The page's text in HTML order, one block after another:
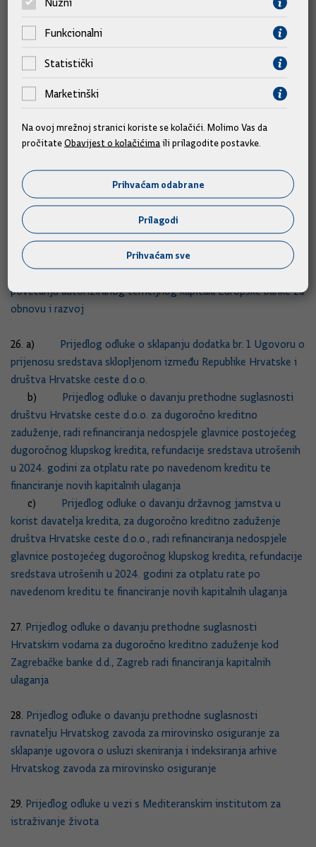
21.Prijedlog odluke o prijenosu u vlasništvo Agenciji za pravni
promet i posredovanje nekretninama nekretnine u k.o.
Lepoglava za potrebe realizacije Programa POS-a u Gradu
Lepoglavi
22.Prijedlog odluke o darovanju nekretnina u k.o. Osijek Gradu
23.Prijedlog odluke o davanju prethodne suglasnosti za
sklapanje Dodatka Sporazumu s Financijskom agencijom kao
pružateljem usluga Centra dijeljenih usluga
24.
Prijedlog odluke za otkup poslovnih udjela u društvu
ULJANIK Brodogradnja 1856 d.o.o., Pula
Prijedlog odluke o sudjelovanju Republike Hrvatske u
povećanju autoriziranog temeljnog kapitala Europske banke za
obnovu i razvoj
26. a) Prijedlog odluke o sklapanju dodatka br. 1 Ugovoru o
prijenosu sredstava sklopljenom između Republike Hrvatske i
društva Hrvatske ceste d.o.o.
b) Prijedlog odluke o davanju prethodne suglasnosti
društvu Hrvatske ceste d.o.o. za dugoročno kreditno
zaduženje, radi refinanciranja nedospjele glavnice postojećeg
dugoročnog klupskog kredita, refundacije sredstava utrošenih
u 2024. godini za otplatu rate po navedenom kreditu te
financiranje novih kapitalnih ulaganja
c) Prijedlog odluke o davanju državnog jamstva u
korist davatelja kredita, za dugoročno kreditno zaduženje
društva Hrvatske ceste d.o.o., radi refinanciranja nedospjele
glavnice postojećeg dugoročnog klupskog kredita, refundacije
sredstava utrošenih u 2024. godini za otplatu rate po
navedenom kreditu te financiranje novih kapitalnih ulaganja
27. Prijedlog odluke o davanju prethodne suglasnosti
Hrvatskim vodama za dugoročno kreditno zaduženje kod
Zagrebačke banke d.d., Zagreb radi financiranja kapitalnih
ulaganja
28. Prijedlog odluke o davanju prethodne suglasnosti
ravnatelju Hrvatskog zavoda za mirovinsko osiguranje za
sklapanje ugovora o usluzi skeniranja i indeksiranja arhive
Hrvatskog zavoda za mirovinsko osiguranje
29. Prijedlog odluke u vezi s Mediteranskim institutom za
istraživanje života
Nužni
Funkcionalni
Statistički
Marketinški
Na ovoj mrežnoj stranici koriste se kolačići. Molimo Vas da
pročitateObavijest o kolačićima ili prilagodite postavke.
Prihvaćam odabrane
Prilagodi
Prihvaćam sve